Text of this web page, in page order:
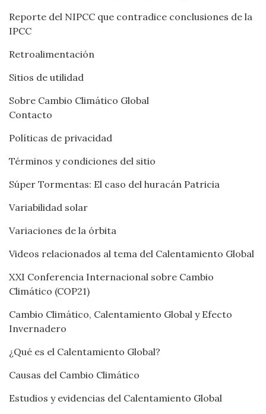
Reporte del NIPCC que contradice conclusiones de la
IPCC
Retroalimentación
Sitios de utilidad
Sobre Cambio Climático Global
Contacto
Políticas de privacidad
Términos y condiciones del sitio
Súper Tormentas: El caso del huracán Patricia
Variabilidad solar
Variaciones de la órbita
Videos relacionados al tema del Calentamiento Global
XXI Conferencia Internacional sobre Cambio
Climático (COP21)
Cambio Climático, Calentamiento Global y Efecto
Invernadero
¿Qué es el Calentamiento Global?
Causas del Cambio Climático
Estudios y evidencias del Calentamiento Global